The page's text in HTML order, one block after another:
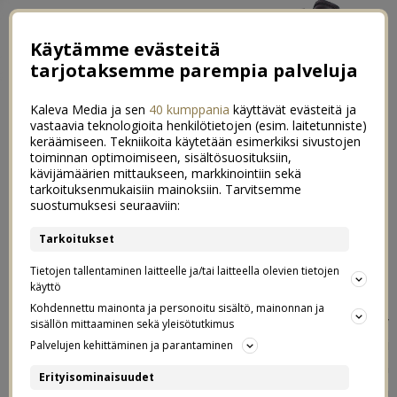
Taaperon asu & uudet aurinkolasit
vesisateessa
Lastenvaatteista on ollut paljonkin juttua tässä blogissa,
mutta taaperon asuja ei ole hetkeen ollut esittelyssä. Syy
on se, että hän harvoin pysyy paikoillaan, että saisi
otettua kuvia asuista niin, että ne jopa näkyvät. Siksi en
yleensä jaksa edes yrittää. Tänä viikonloppuna hänellä
Käytämme evästeitä
tarjotaksemme parempia palveluja
Kaleva Media ja sen 40 kumppania käyttävät evästeitä ja
vastaavia teknologioita henkilötietojen (esim. laitetunniste)
keräämiseen. Tekniikoita käytetään esimerkiksi sivustojen
toiminnan optimoimiseen, sisältösuosituksiin,
kävijämäärien mittaukseen, markkinointiin sekä
tarkoituksenmukaisiin mainoksiin. Tarvitsemme
suostumuksesi seuraaviin:
Tarkoitukset
Tietojen tallentaminen laitteelle ja/tai laitteella olevien tietojen
käyttö
Kohdennettu mainonta ja personoitu sisältö, mainonnan ja
sisällön mittaaminen sekä yleisötutkimus
Palvelujen kehittäminen ja parantaminen
Erityisominaisuudet